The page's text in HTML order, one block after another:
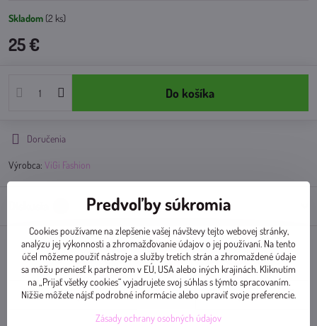
Skladom (2 ks)
25 €
Do košíka
Doručenia
Výrobca: ViGi Fashion
FacebookTwitter BlueskyPinterestReddit LinkedInWhatsApp
E-
mail
Predchádzajúci produkt Nasledujúci produkt
Predvoľby súkromia
Cookies používame na zlepšenie vašej návštevy tejto webovej stránky,
analýzu jej výkonnosti a zhromažďovanie údajov o jej používaní. Na tento
účel môžeme použiť nástroje a služby tretích strán a zhromaždené údaje
sa môžu preniesť k partnerom v EÚ, USA alebo iných krajinách. Kliknutím
na „Prijať všetky cookies“ vyjadrujete svoj súhlas s týmto spracovaním.
Nižšie môžete nájsť podrobné informácie alebo upraviť svoje preferencie.
Zásady ochrany osobných údajov